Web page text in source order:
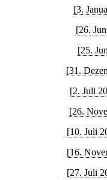
[3.
[26.
[25.
[31.
[2. Juli
[26.
[10. Juli
[16.
[27. Juli